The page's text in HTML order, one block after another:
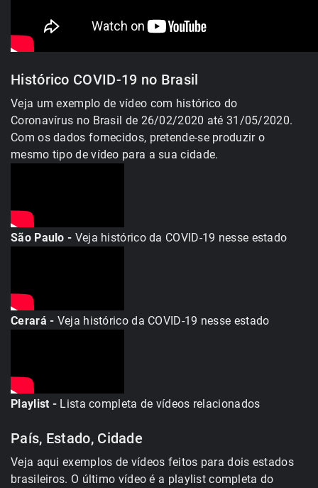
Histórico COVID-19 no Brasil
Veja um exemplo de vídeo com histórico do
Coronavírus no Brasil de 26/02/2020 até 31/05/2020.
Com os dados fornecidos, pretende-se produzir o
mesmo tipo de vídeo para a sua cidade.
São Paulo - Veja histórico da COVID-19 nesse estado
Cerará - Veja histórico da COVID-19 nesse estado
Playlist - Lista completa de vídeos relacionados
País, Estado, Cidade
Veja aqui exemplos de vídeos feitos para dois estados
brasileiros. O último vídeo é a playlist completa do